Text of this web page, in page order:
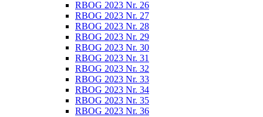
RBOG 2023 Nr. 26
RBOG 2023 Nr. 27
RBOG 2023 Nr. 28
RBOG 2023 Nr. 29
RBOG 2023 Nr. 30
RBOG 2023 Nr. 31
RBOG 2023 Nr. 32
RBOG 2023 Nr. 33
RBOG 2023 Nr. 34
RBOG 2023 Nr. 35
RBOG 2023 Nr. 36